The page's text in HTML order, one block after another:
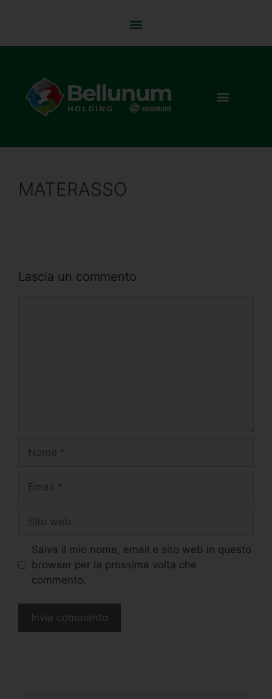
MATERASSO
Lascia un commento
Salva il mio nome, email e sito web in questo
browser per la prossima volta che
commento.